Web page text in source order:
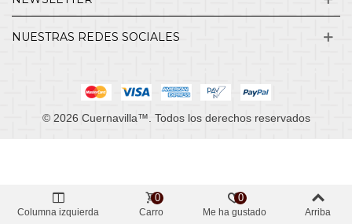
NUESTRAS REDES SOCIALES
© 2026 Cuernavilla™. Todos los derechos reservados
Columna izquierda Carro
0
Me ha gustado
0
Arriba